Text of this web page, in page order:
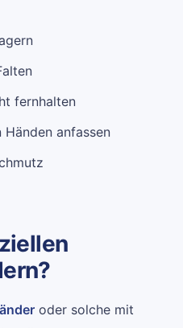
fernhalten
anfassen
oder solche mit